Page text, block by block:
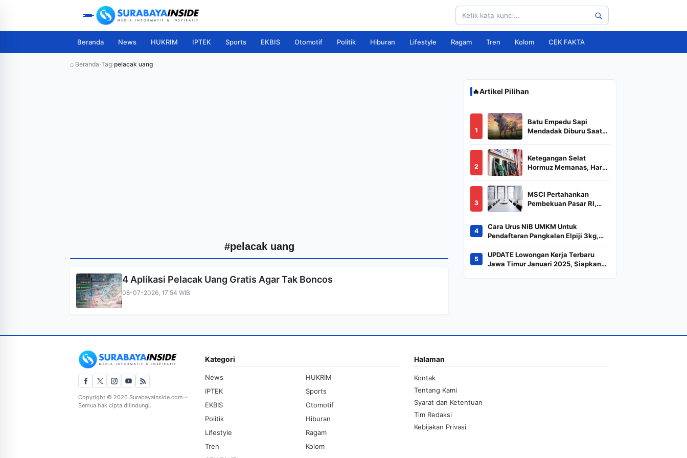
Beranda News HUKRIM IPTEK Sports EKBIS Otomotif Politik Hiburan Lifestyle Ragam Tren Kolom CEK FAKTA
⌂ Beranda›Tag›pelacak uang
#pelacak uang
4 Aplikasi Pelacak Uang Gratis Agar Tak Boncos
08-07-2026, 17:54 WIB
🔥Artikel Pilihan
1
Batu Empedu Sapi
Mendadak Diburu Saat
Puluhan Juta
2
Ketegangan Selat
Hormuz Memanas, Harga
3
MSCI Pertahankan
Pembekuan Pasar RI,
Indeks
4
Cara Urus NIB UMKM Untuk
Pendaftaran Pangkalan Elpiji 3kg,
Kilogram
5
UPDATE Lowongan Kerja Terbaru
Jawa Timur Januari 2025, Siapkan
Copyright © 2026 SurabayaInside.com –
Semua hak cipta dilindungi.
Kategori
News
HUKRIM
IPTEK
Sports
EKBIS
Otomotif
Politik
Hiburan
Lifestyle
Ragam
Tren
Kolom
Halaman
Kontak
Tentang Kami
Syarat dan Ketentuan
Tim Redaksi
Kebijakan Privasi